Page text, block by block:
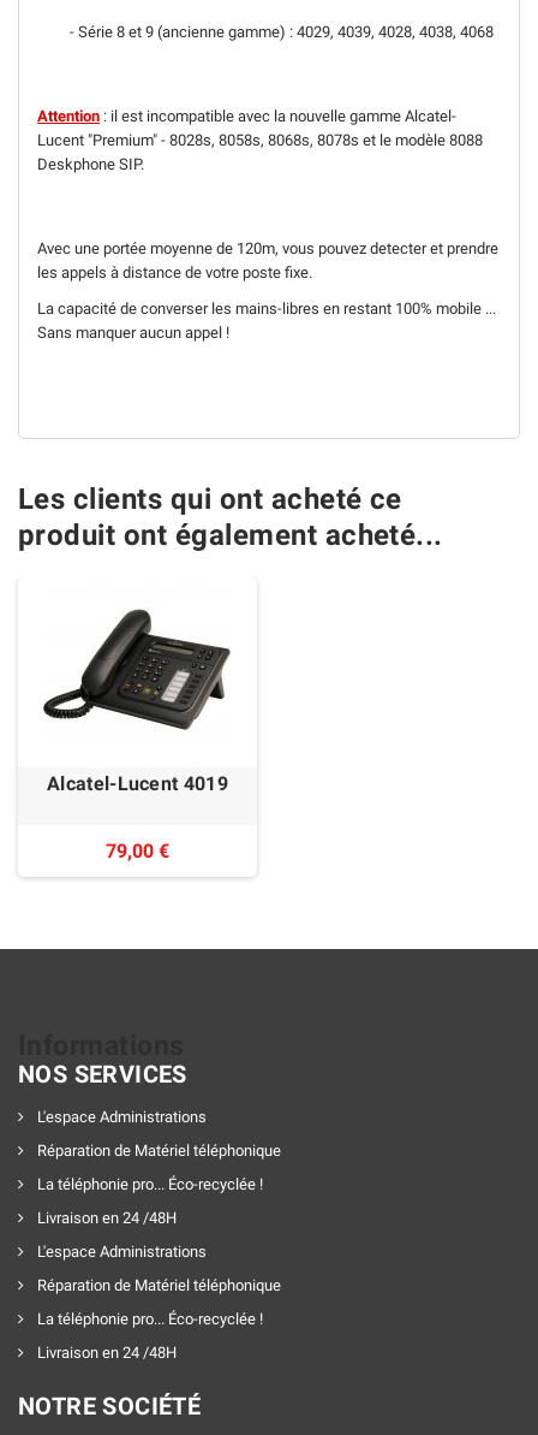
- Série 8 et 9 (ancienne gamme) : 4029, 4039, 4028, 4038, 4068
Attention : il est incompatible avec la nouvelle gamme Alcatel-
Lucent "Premium" - 8028s, 8058s, 8068s, 8078s et le modèle 8088
Deskphone SIP.
Avec une portée moyenne de 120m, vous pouvez detecter et prendre
les appels à distance de votre poste fixe.
La capacité de converser les mains-libres en restant 100% mobile ...
Sans manquer aucun appel !
Les clients qui ont acheté ce
produit ont également acheté...
Alcatel-Lucent 4019
79,00 €
NOS SERVICES
L'espace Administrations
Réparation de Matériel téléphonique
La téléphonie pro... Éco-recyclée !
Livraison en 24 /48H
L'espace Administrations
Réparation de Matériel téléphonique
La téléphonie pro... Éco-recyclée !
Livraison en 24 /48H
NOTRE SOCIÉTÉ